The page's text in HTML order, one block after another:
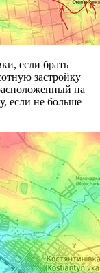
если брать
застройку
на
если не больше